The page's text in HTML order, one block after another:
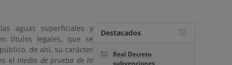
aguas superficiales y
títulos legales, que se
de ahí, su carácter
el medio de prueba de la
Destacados
Real Decreto
subvenciones